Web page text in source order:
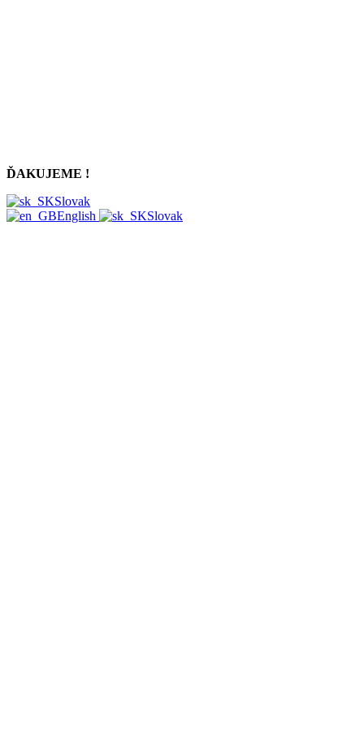
ĎAKUJEME !
Slovak
English
Slovak